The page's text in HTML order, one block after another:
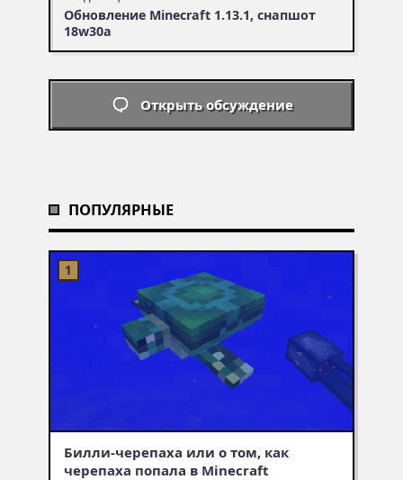
Обновление Minecraft 1.13.1, снапшот
18w30a
Открыть обсуждение
ПОПУЛЯРНЫЕ
Билли-черепаха или о том, как
черепаха попала в Minecraft